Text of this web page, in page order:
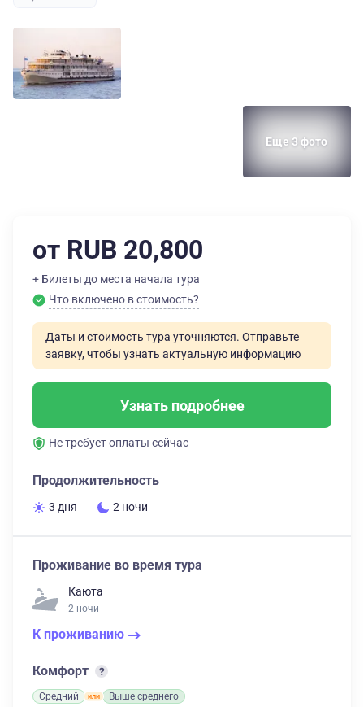
Еще 3 фото
от RUB 20,800
+ Билеты до места начала тура
Что включено в стоимость?
Даты и стоимость тура уточняются. Отправьте
заявку, чтобы узнать актуальную информацию
Узнать подробнее
Не требует оплаты сейчас
Продолжительность
3 дня 2 ночи
Проживание во время тура
Каюта
2 ночи
К проживанию
Комфорт
Средний Выше среднего